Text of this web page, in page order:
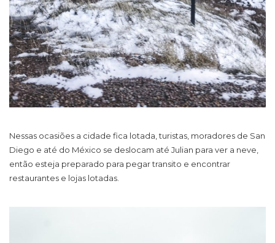
Nessas ocasiões a cidade fica lotada, turistas, moradores de San
Diego e até do México se deslocam até Julian para ver a neve,
então esteja preparado para pegar transito e encontrar
restaurantes e lojas lotadas.